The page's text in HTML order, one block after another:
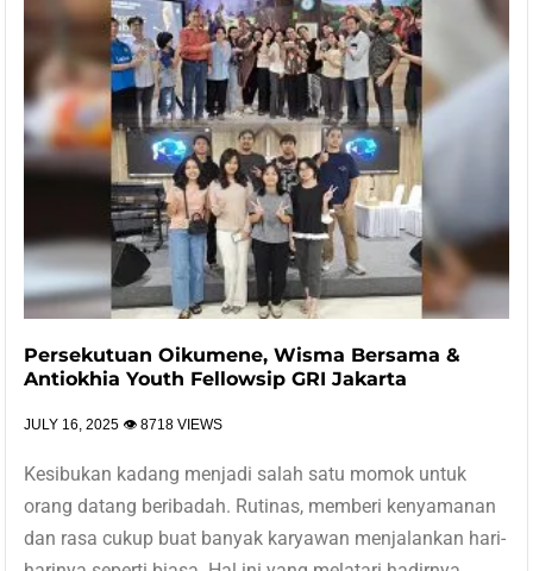
Persekutuan Oikumene, Wisma Bersama &
Antiokhia Youth Fellowsip GRI Jakarta
JULY 16, 2025 👁 8718 VIEWS
Kesibukan kadang menjadi salah satu momok untuk
orang datang beribadah. Rutinas, memberi kenyamanan
dan rasa cukup buat banyak karyawan menjalankan hari-